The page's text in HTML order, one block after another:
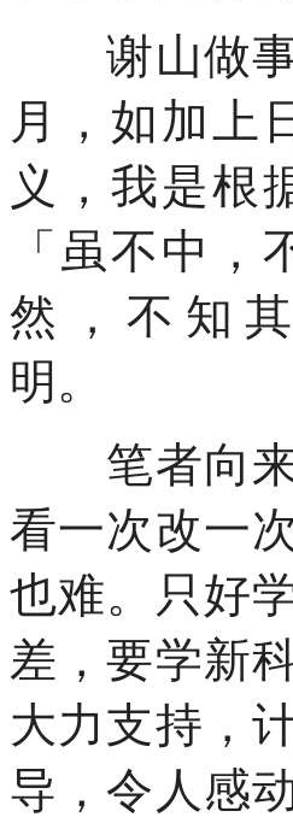
谢山做事
月，如加上
义，我是根
「虽不中
然，不知
明。
笔者向来
看一次改一
也难。只好
差，要学新
大力支持，
导，令人感